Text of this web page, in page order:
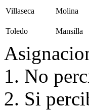
Villaseca Molina
Toledo Mansilla
1. No
2. Si